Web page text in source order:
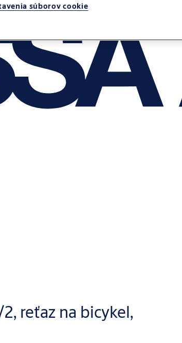
reťaz na bicykel,
súborov cookie